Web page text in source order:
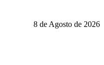
8 de Agosto de 2026